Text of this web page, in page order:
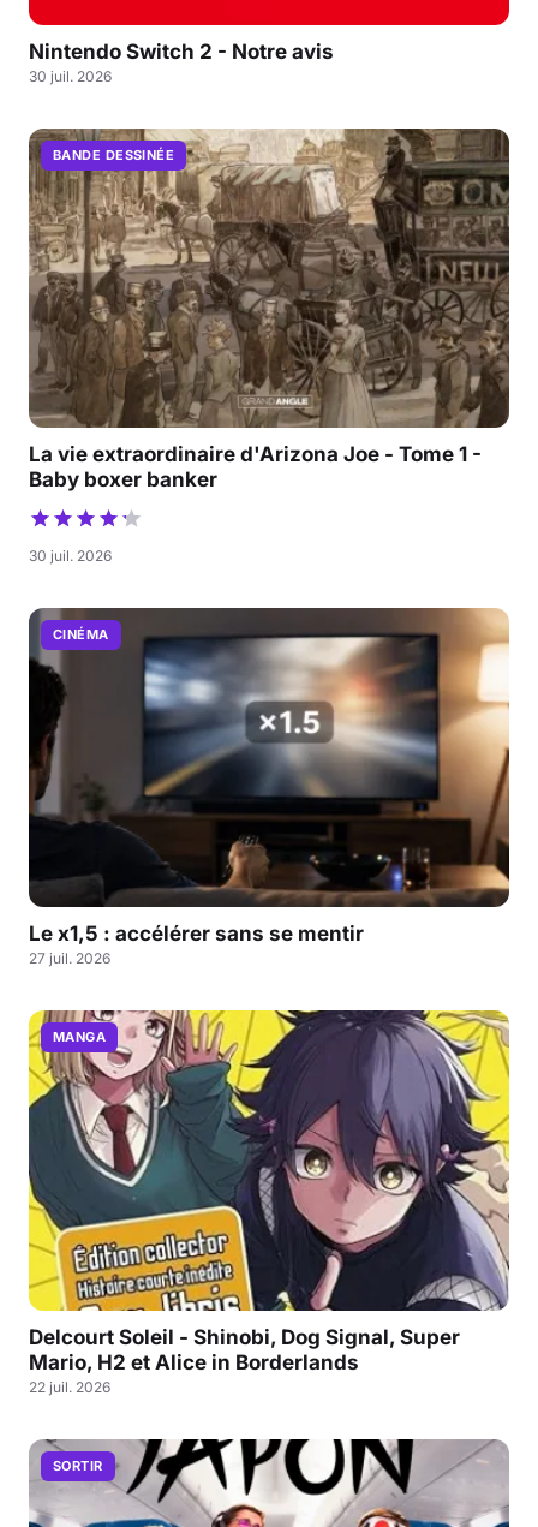
Nintendo Switch 2 - Notre avis
30 juil. 2026
BANDE DESSINÉE
La vie extraordinaire d'Arizona Joe - Tome 1 -
Baby boxer banker
30 juil. 2026
CINÉMA
Le x1,5 : accélérer sans se mentir
27 juil. 2026
MANGA
Delcourt Soleil - Shinobi, Dog Signal, Super
Mario, H2 et Alice in Borderlands
22 juil. 2026
SORTIR